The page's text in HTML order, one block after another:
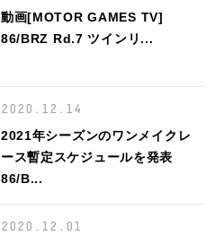
動画[MOTOR GAMES TV]
86/BRZ Rd.7 ツインリ...
2020.12.14
2021年シーズンのワンメイクレ
ース暫定スケジュールを発表
86/B...
2020.12.01